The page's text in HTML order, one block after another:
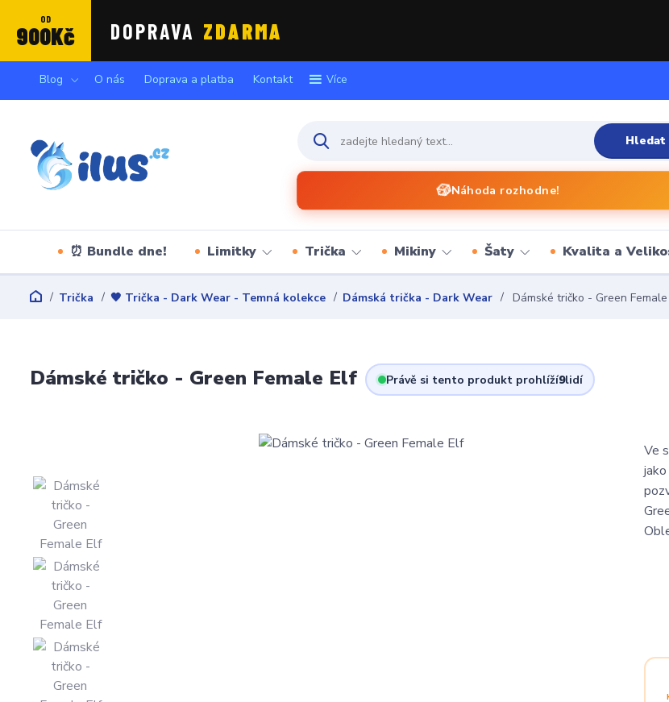
OD
900Kč DOPRAVA ZDARMA
Blog O nás Doprava a platba Kontakt Více
Hledat
🎲Náhoda rozhodne!
⏰ Bundle dne! Limitky Trička Mikiny Šaty Kvalita a
Trička 🖤 Trička - Dark Wear - Temná kolekce Dámská trička - Dark Wear Dámské tričko - Green
Dámské tričko - Green Female Elf Právě si tento produkt prohlíží9lidí
Ve